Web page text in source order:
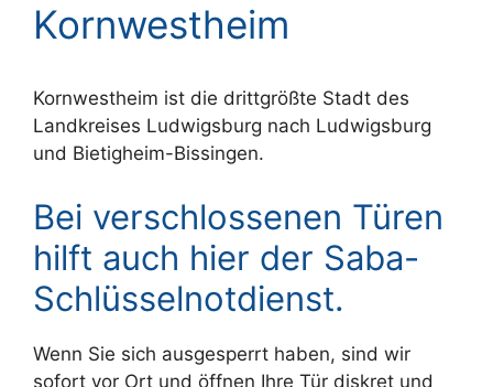
Kornwestheim
Kornwestheim ist die drittgrößte Stadt des
Landkreises Ludwigsburg nach Ludwigsburg
und Bietigheim-Bissingen.
Bei verschlossenen Türen
hilft auch hier der Saba-
Schlüsselnotdienst.
Wenn Sie sich ausgesperrt haben, sind wir
sofort vor Ort und öffnen Ihre Tür diskret und